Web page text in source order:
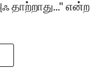
தாற்றாது..." என்ற